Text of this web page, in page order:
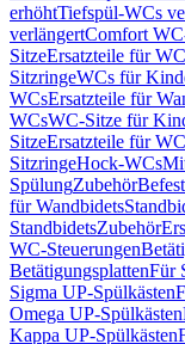
erhöhtTiefspül-WCs
verlängertComfort
SitzeErsatzteile für
SitzringeWCs für
WCsErsatzteile für
WCsWC-Sitze für
SitzeErsatzteile für
SitzringeHock-WCs
SpülungZubehör
für Wandbidets
StandbidetsZubehör
WC-Steuerungen
BetätigungsplattenFür
Sigma UP-Spülkästen
Omega UP-Spülkästen
Kappa UP-Spülkästen